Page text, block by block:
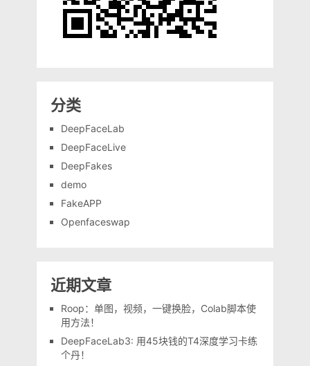
分类
DeepFaceLab
DeepFaceLive
DeepFakes
demo
FakeAPP
Openfaceswap
近期文章
Roop：单图，视频，一键换脸，Colab脚本使
用方法！
DeepFaceLab3: 用45块钱的T4深度学习卡练
个丹！